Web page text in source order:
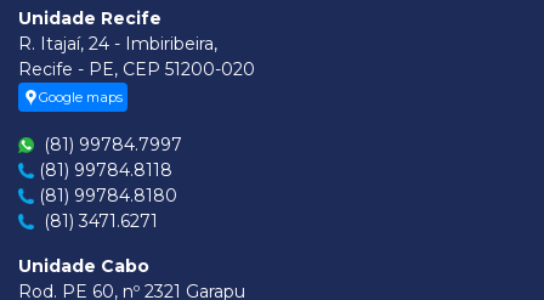
Unidade Recife
R. Itajaí, 24 - Imbiribeira,
Recife - PE, CEP 51200-020
Google maps
(81) 99784.7997
(81) 99784.8118
(81) 99784.8180
(81) 3471.6271
Unidade Cabo
Rod. PE 60, nº 2321 Garapu